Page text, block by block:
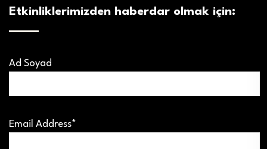
Etkinliklerimizden haberdar olmak için:
Ad Soyad
Email Address*